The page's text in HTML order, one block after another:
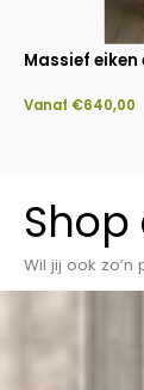
Massief
Vanaf €640,00
Shop
Wil jij ook